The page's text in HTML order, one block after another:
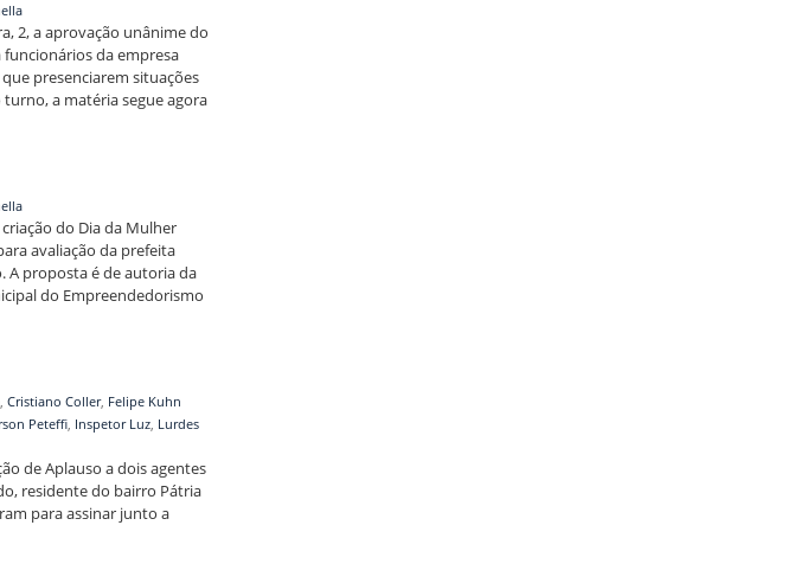
2, a aprovação unânime do
funcionários da empresa
presenciarem situações
a matéria segue agora
do Dia da Mulher
avaliação da prefeita
A proposta é de autoria da
do Empreendedorismo
Cristiano Coller, Felipe Kuhn
Peteffi, Inspetor Luz, Lurdes
de Aplauso a dois agentes
residente do bairro Pátria
para assinar junto a